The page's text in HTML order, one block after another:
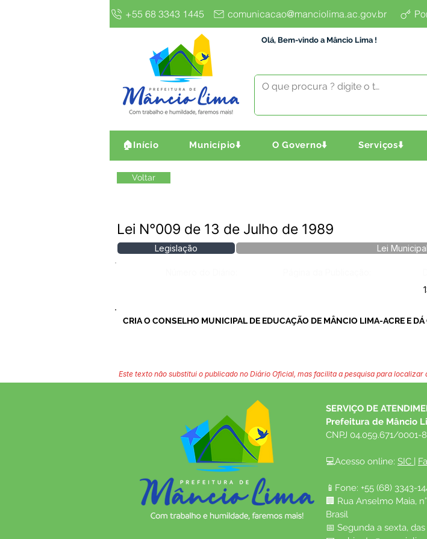
+55 68 3343 1445 comunicacao@manciolima.ac.gov.br
Olá, Bem-vindo a Mâncio Lima !
🏠Início Município⬇️ O Governo⬇️ Serviços⬇️
Voltar
Lei N°009 de 13 de Julho de 1989
Legislação Lei Municipal
CRIA O CONSELHO MUNICIPAL DE EDUCAÇÃO DE MÂNCIO LIMA-ACRE E
Este texto não substitui o publicado no Diário Oficial, mas facilita a pesquisa para localizar
SERVIÇO DE
Prefeitura de Mâncio
CNPJ 04.059.671/0001-
💻Acesso online: SIC |
📱Fone: +55 (68) 3343-
🏢 Rua Anselmo Maia,
Brasil
📅 Segunda a sexta,